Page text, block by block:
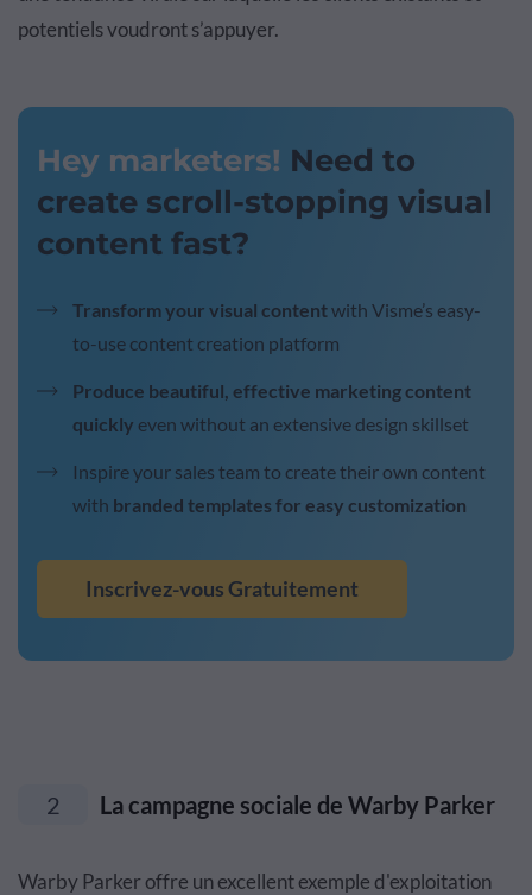
potentiels voudront s’appuyer.
Hey marketers! Need to
create scroll-stopping visual
content fast?
Transform your visual contentwith Visme’s easy-
to-use content creation platform
Produce beautiful, effective marketing content
quickly even without an extensive design skillset
Inspire your sales team to create their own content
with branded templates for easy customization
Inscrivez-vous Gratuitement
2 La campagne sociale de Warby Parker
Warby Parker offre un excellent exemple d'exploitation